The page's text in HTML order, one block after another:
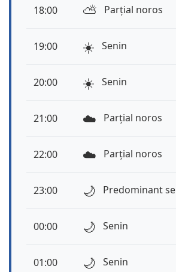
18:00 ⛅️ Parțial noros
19:00 ☀️ Senin
20:00 ☀️ Senin
21:00 ☁️ Parțial noros
22:00 ☁️ Parțial noros
23:00 🌙 Predominant
00:00 🌙 Senin
01:00 🌙 Senin